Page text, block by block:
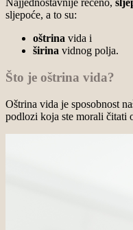
Najjednostavnije rečeno,
sljepoće, a to su:
oštrina vida i
širina vidnog polja.
Što je oštrina vida?
Oštrina vida je sposobnost
podlozi koja ste morali čitati